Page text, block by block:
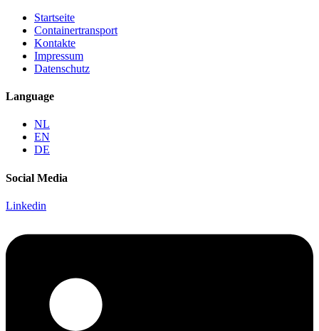
Startseite
Containertransport
Kontakte
Impressum
Datenschutz
Language
NL
EN
DE
Social Media
Linkedin